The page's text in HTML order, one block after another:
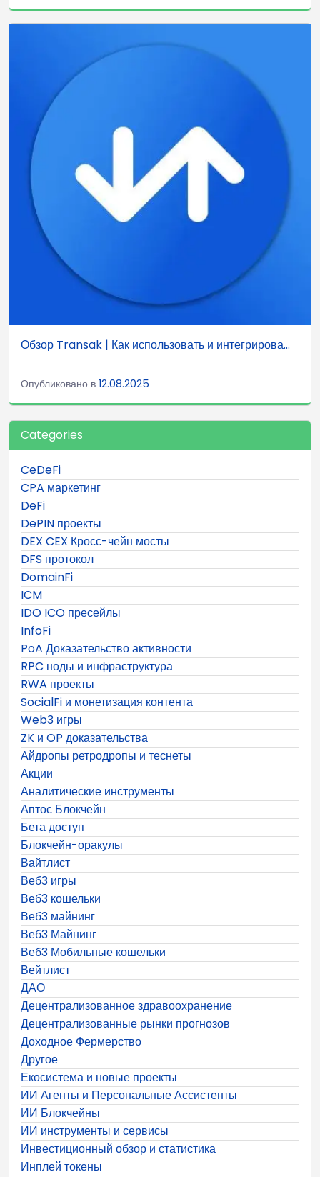
Обзор Transak | Как использовать и интегрирова...
Опубликовано в 12.08.2025
Categories
CeDeFi
CPA маркетинг
DeFi
DePIN проекты
DEX CEX Кросс-чейн мосты
DFS протокол
DomainFi
ICM
IDO ICO пресейлы
InfoFi
PoA Доказательство активности
RPC ноды и инфраструктура
RWA проекты
SocialFi и монетизация контента
Web3 игры
ZK и OP доказательства
Айдропы ретродропы и теснеты
Акции
Аналитические инструменты
Аптос Блокчейн
Бета доступ
Блокчейн-оракулы
Вайтлист
Веб3 игры
Веб3 кошельки
Веб3 майнинг
Веб3 Майнинг
Веб3 Мобильные кошельки
Вейтлист
ДАО
Децентрализованное здравоохранение
Децентрализованные рынки прогнозов
Доходное Фермерство
Другое
Екосистема и новые проекты
ИИ Агенты и Персональные Ассистенты
ИИ Блокчейны
ИИ инструменты и сервисы
Инвестиционный обзор и статистика
Инплей токены